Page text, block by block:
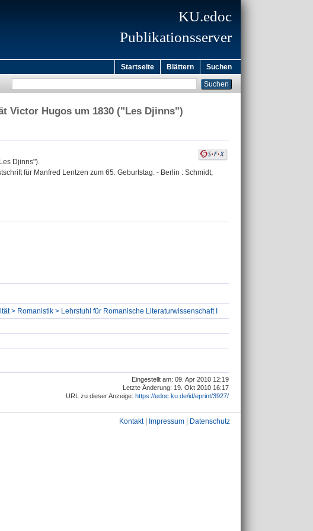
KU.edoc
Publikationsserver
Startseite Blättern Suchen
Victor Hugos um 1830 ("Les Djinns")
Djinns").
für Manfred Lentzen zum 65. Geburtstag. - Berlin : Schmidt,
> Romanistik > Lehrstuhl für Romanische Literaturwissenschaft I
Eingestellt am: 09. Apr 2010 12:19
Letzte Änderung: 19. Okt 2010 16:17
URL zu dieser Anzeige: https://edoc.ku.de/id/eprint/3927/
Kontakt| Impressum Datenschutz